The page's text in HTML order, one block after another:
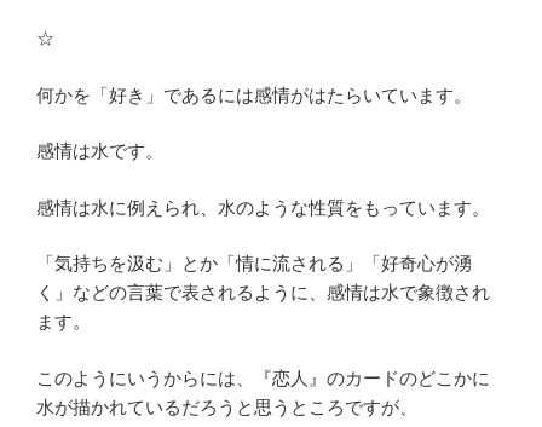
☆
何かを「好き」であるには感情がはたらいています。
感情は水です。
感情は水に例えられ、水のような性質をもっています。
「気持ちを汲む」とか「情に流される」「好奇心が湧
く」などの言葉で表されるように、感情は水で象徴され
ます。
このようにいうからには、『恋人』のカードのどこかに
水が描かれているだろうと思うところですが、